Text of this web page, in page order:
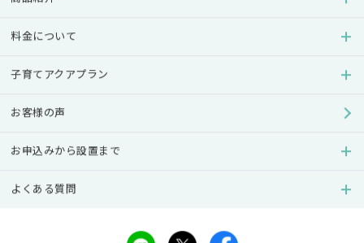
む方が少なくないようです。いつから水を飲ませてよ
の子育てではわからないものですよね。
ちゃんの水にまつわる様々な疑問にお答えします。子
いただければ幸いです。
料金について
子育てアクアプラン
お客様の声
お申込みから設置まで
よくある質問